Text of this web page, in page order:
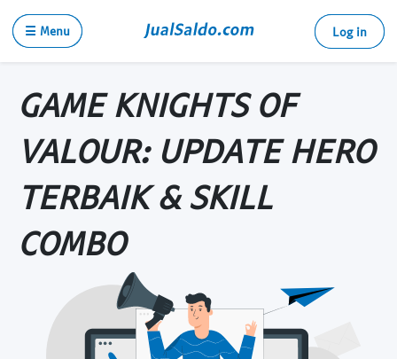
☰ Menu Log in
GAME KNIGHTS OF
VALOUR: UPDATE HERO
TERBAIK & SKILL
COMBO